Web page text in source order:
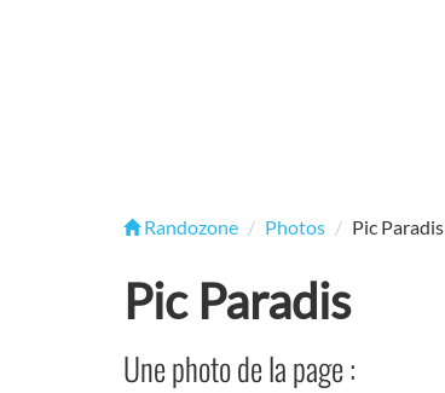
Randozone Photos Pic Paradis
Pic Paradis
Une photo de la page :